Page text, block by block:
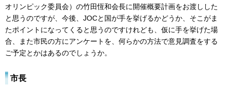
オリンピック委員会）の竹田恆和会長に開催概要計画をお渡しした
と思うのですが、今後、JOCと国が手を挙げるかどうか、そこがま
たポイントになってくると思うのですけれども、仮に手を挙げた場
合、また市民の方にアンケートを、何らかの方法で意見調査をする
ご予定とかはあるのでしょうか。
市長